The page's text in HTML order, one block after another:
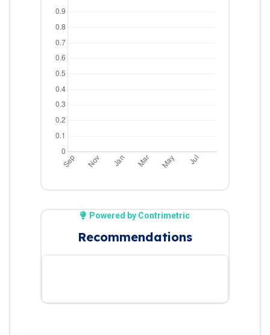
Powered by Contrimetric
Recommendations